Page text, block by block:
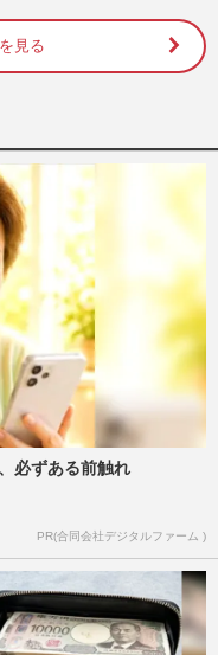
板宣言直前の“煽り
紋
2026/5/25
していた」小泉純一
高評価も、浮き彫り
”ズ…
2025/9/4
、参政党と国民民主
物議、SNSでは“過
も
は日本一」中丸雄一
年“不倫バレ”有
見る
必ずある前触れ
PR(合同会社デジタルファーム )